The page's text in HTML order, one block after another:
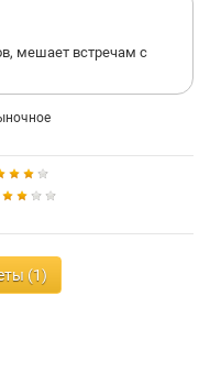
мешает встречам с
(1)